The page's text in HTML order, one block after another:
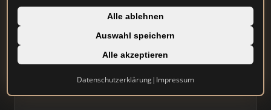
Alle ablehnen
Auswahl speichern
Alle akzeptieren
Datenschutzerklärung| Impressum